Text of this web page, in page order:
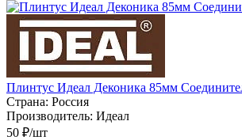
Плинтус Идеал Деконика 85мм
Страна: Россия
Производитель: Идеал
50 ₽/шт